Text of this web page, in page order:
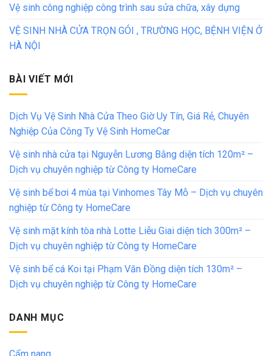
Vệ sinh công nghiệp công trình sau sửa chữa, xây dựng
VỆ SINH NHÀ CỬA TRỌN GÓI , TRƯỜNG HỌC, BỆNH VIỆN Ở
HÀ NỘI
BÀI VIẾT MỚI
Dịch Vụ Vệ Sinh Nhà Cửa Theo Giờ Uy Tín, Giá Rẻ, Chuyên
Nghiệp Của Công Ty Vệ Sinh HomeCar
Vệ sinh nhà cửa tại Nguyễn Lương Bằng diện tích 120m² –
Dịch vụ chuyên nghiệp từ Công ty HomeCare
Vệ sinh bể bơi 4 mùa tại Vinhomes Tây Mỗ – Dịch vụ chuyên
nghiệp từ Công ty HomeCare
Vệ sinh mặt kính tòa nhà Lotte Liễu Giai diện tích 300m² –
Dịch vụ chuyên nghiệp từ Công ty HomeCare
Vệ sinh bể cá Koi tại Phạm Văn Đồng diện tích 130m² –
Dịch vụ chuyên nghiệp từ Công ty HomeCare
DANH MỤC